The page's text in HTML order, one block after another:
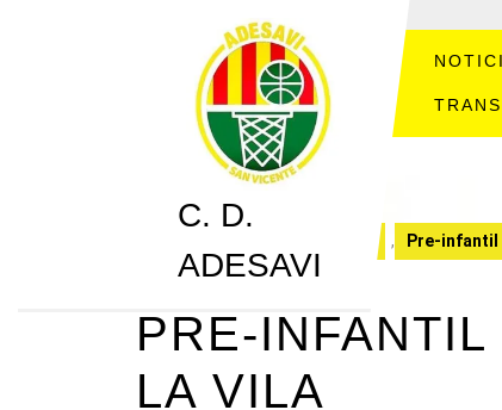
C. D.
ADESAVI
, Pre-infantil
PRE-
LA VILA